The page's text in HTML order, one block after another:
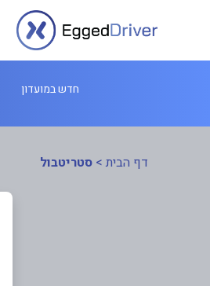
חדש במועדון
דף הבית > סטריטבול